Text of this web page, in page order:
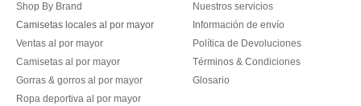
Shop By Brand
Camisetas locales al por mayor
Ventas al por mayor
Camisetas al por mayor
Gorras & gorros al por mayor
Ropa deportiva al por mayor
Nuestros servicios
Información de envío
Política de Devoluciones
Términos & Condiciones
Glosario